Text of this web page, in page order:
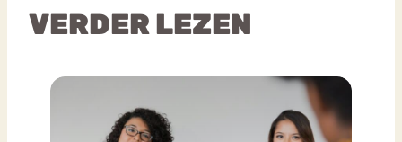
VERDER LEZEN